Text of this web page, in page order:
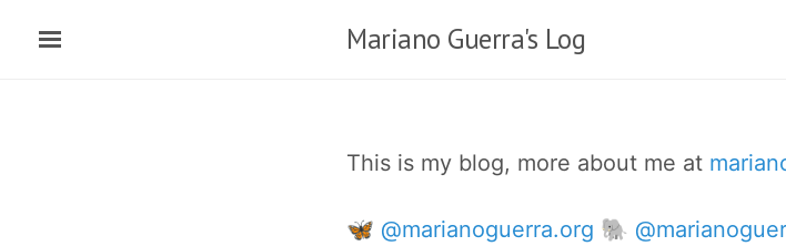
Mariano Guerra's Log
This is my blog, more about me at
🦋 @marianoguerra.org 🐘